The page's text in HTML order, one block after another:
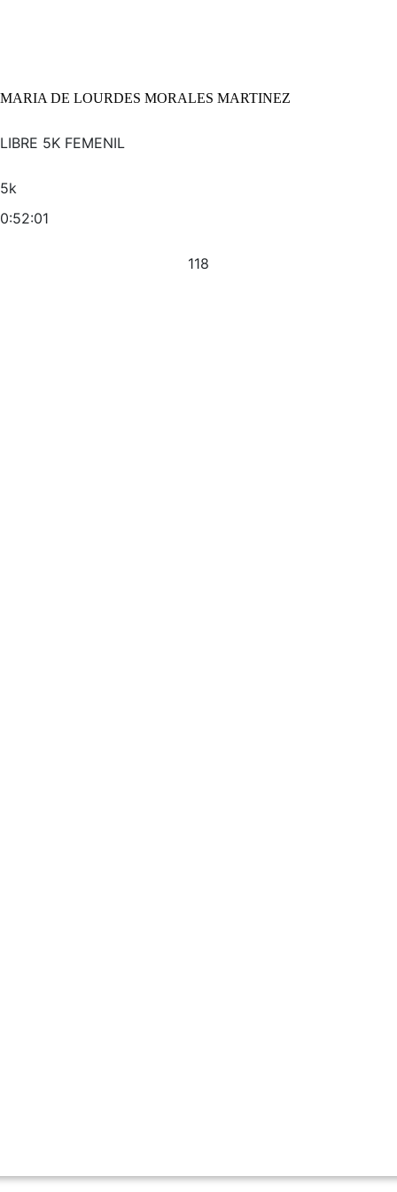
MARIA DE LOURDES MORALES MARTINEZ
LIBRE 5K FEMENIL
5k
0:52:01
118